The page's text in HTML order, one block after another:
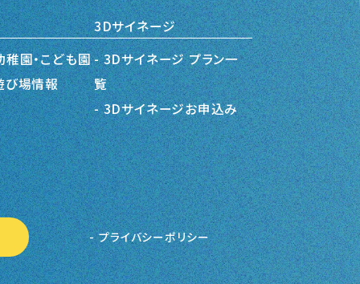
稚園・こども園
び場情報
3Dサイネージ
3Dサイネージ プラン一
覧
3Dサイネージお申込み
プライバシーポリシー